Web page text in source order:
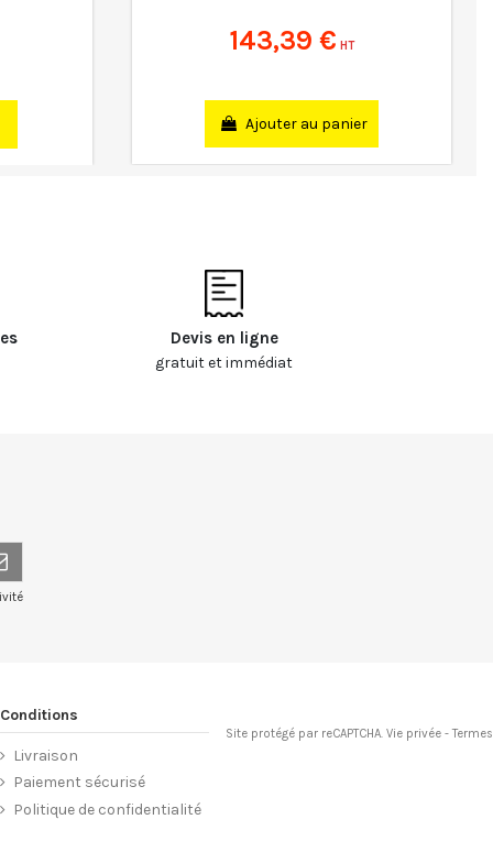
143,39 € HT
Ajouter au panier
Devis en ligne
gratuit et immédiat
Conditions
Livraison
Paiement sécurisé
Politique de confidentialité
Site protégé par reCAPTCHA.Vie privée -Termes